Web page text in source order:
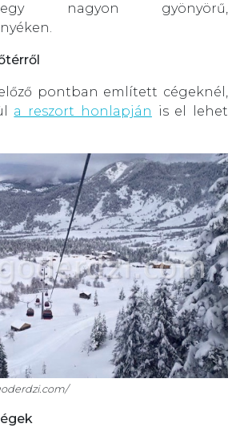
nagyon gyönyörű,
pontban említett cégeknél,
a reszort honlapján is el lehet